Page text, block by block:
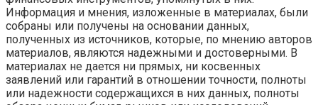
Информация и мнения, изложенные в материалах, были
собраны или получены на основании данных,
полученных из источников, которые, по мнению авторов
материалов, являются надежными и достоверными. В
материалах не дается ни прямых, ни косвенных
заявлений или гарантий в отношении точности, полноты
или надежности содержащихся в них данных, полноты